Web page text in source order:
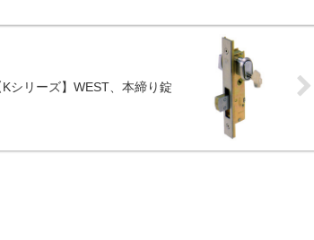
シリーズ】WEST、本締り錠